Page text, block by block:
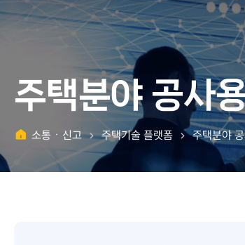
주택분야 공사
소통ㆍ신고 주택기술 플랫폼 주택분야